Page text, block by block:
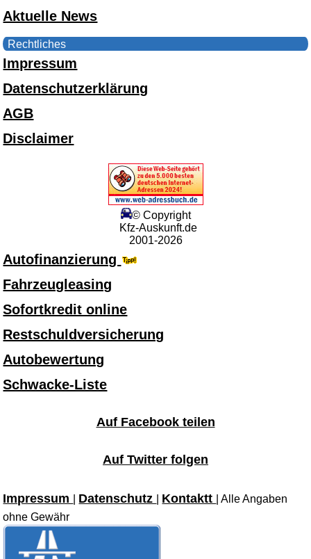
Aktuelle News
Rechtliches
Impressum
Datenschutzerklärung
AGB
Disclaimer
© Copyright
Kfz-Auskunft.de
2001-2026
Autofinanzierung
Fahrzeugleasing
Sofortkredit online
Restschuldversicherung
Autobewertung
Schwacke-Liste
Auf Facebook teilen
Auf Twitter folgen
Impressum Datenschutz Kontaktt
| Alle Angaben
ohne Gewähr